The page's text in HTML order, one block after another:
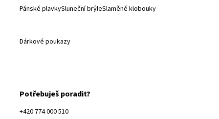
Pánské plavkySluneční brýleSlaměné klobouky
Dárkové poukazy
Potřebuješ poradit?
+420 774 000 510